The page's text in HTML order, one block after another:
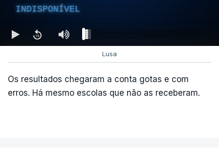
INDISPONÍVEL
Lusa
Os resultados chegaram a conta gotas e com
erros. Há mesmo escolas que não as receberam.